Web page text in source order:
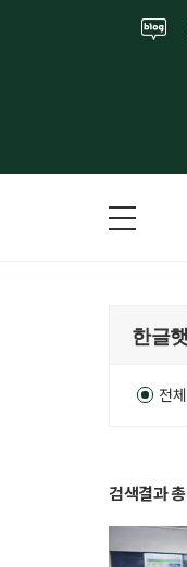
전체
검색결과 총